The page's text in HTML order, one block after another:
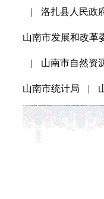
| 洛扎县人民政
山南市发展和改革
| 山南市自然资
山南市统计局 |